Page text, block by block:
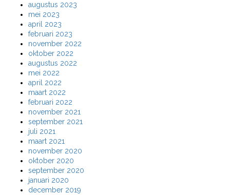
augustus 2023
mei 2023
april 2023
februari 2023
november 2022
oktober 2022
augustus 2022
mei 2022
april 2022
maart 2022
februari 2022
november 2021
september 2021
juli 2021
maart 2021
november 2020
oktober 2020
september 2020
januari 2020
december 2019